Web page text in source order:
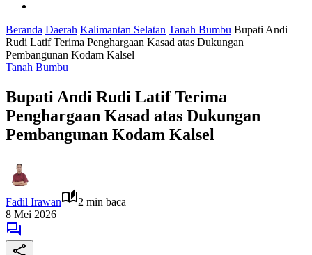
Beranda Daerah Kalimantan Selatan Tanah Bumbu Bupati Andi
Rudi Latif Terima Penghargaan Kasad atas Dukungan
Pembangunan Kodam Kalsel
Tanah Bumbu
Bupati Andi Rudi Latif Terima
Penghargaan Kasad atas Dukungan
Pembangunan Kodam Kalsel
Fadil Irawan
2 min baca
8 Mei 2026